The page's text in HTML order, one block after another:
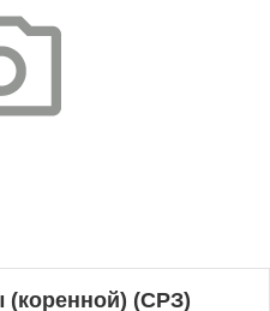
(коренной) (СРЗ)